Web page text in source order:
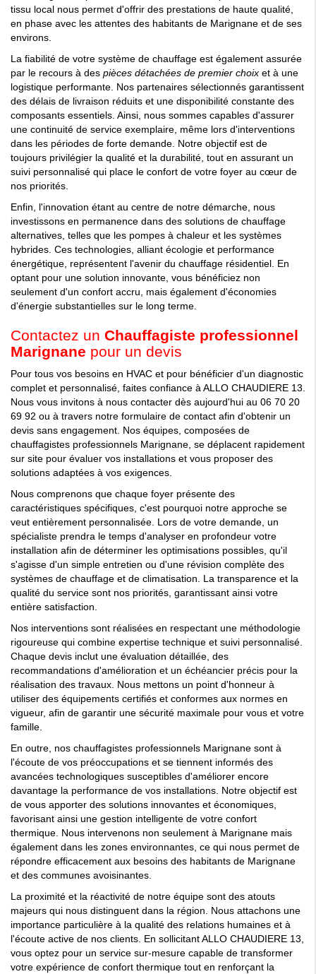
tissu local nous permet d'offrir des prestations de haute qualité,
en phase avec les attentes des habitants de Marignane et de ses
environs.
La fiabilité de votre système de chauffage est également assurée
par le recours à des pièces détachées de premier choix et à une
logistique performante. Nos partenaires sélectionnés garantissent
des délais de livraison réduits et une disponibilité constante des
composants essentiels. Ainsi, nous sommes capables d'assurer
une continuité de service exemplaire, même lors d'interventions
dans les périodes de forte demande. Notre objectif est de
toujours privilégier la qualité et la durabilité, tout en assurant un
suivi personnalisé qui place le confort de votre foyer au cœur de
nos priorités.
Enfin, l'innovation étant au centre de notre démarche, nous
investissons en permanence dans des solutions de chauffage
alternatives, telles que les pompes à chaleur et les systèmes
hybrides. Ces technologies, alliant écologie et performance
énergétique, représentent l'avenir du chauffage résidentiel. En
optant pour une solution innovante, vous bénéficiez non
seulement d'un confort accru, mais également d'économies
d'énergie substantielles sur le long terme.
Contactez un Chauffagiste professionnel
Marignane pour un devis
Pour tous vos besoins en HVAC et pour bénéficier d'un diagnostic
complet et personnalisé, faites confiance à ALLO CHAUDIERE 13.
Nous vous invitons à nous contacter dès aujourd'hui au 06 70 20
69 92 ou à travers notre formulaire de contact afin d'obtenir un
devis sans engagement. Nos équipes, composées de
chauffagistes professionnels Marignane, se déplacent rapidement
sur site pour évaluer vos installations et vous proposer des
solutions adaptées à vos exigences.
Nous comprenons que chaque foyer présente des
caractéristiques spécifiques, c'est pourquoi notre approche se
veut entièrement personnalisée. Lors de votre demande, un
spécialiste prendra le temps d'analyser en profondeur votre
installation afin de déterminer les optimisations possibles, qu'il
s'agisse d'un simple entretien ou d'une révision complète des
systèmes de chauffage et de climatisation. La transparence et la
qualité du service sont nos priorités, garantissant ainsi votre
entière satisfaction.
Nos interventions sont réalisées en respectant une méthodologie
rigoureuse qui combine expertise technique et suivi personnalisé.
Chaque devis inclut une évaluation détaillée, des
recommandations d'amélioration et un échéancier précis pour la
réalisation des travaux. Nous mettons un point d'honneur à
utiliser des équipements certifiés et conformes aux normes en
vigueur, afin de garantir une sécurité maximale pour vous et votre
famille.
En outre, nos chauffagistes professionnels Marignane sont à
l'écoute de vos préoccupations et se tiennent informés des
avancées technologiques susceptibles d'améliorer encore
davantage la performance de vos installations. Notre objectif est
de vous apporter des solutions innovantes et économiques,
favorisant ainsi une gestion intelligente de votre confort
thermique. Nous intervenons non seulement à Marignane mais
également dans les zones environnantes, ce qui nous permet de
répondre efficacement aux besoins des habitants de Marignane
et des communes avoisinantes.
La proximité et la réactivité de notre équipe sont des atouts
majeurs qui nous distinguent dans la région. Nous attachons une
importance particulière à la qualité des relations humaines et à
l'écoute active de nos clients. En sollicitant ALLO CHAUDIERE 13,
vous optez pour un service sur-mesure capable de transformer
votre expérience de confort thermique tout en renforçant la